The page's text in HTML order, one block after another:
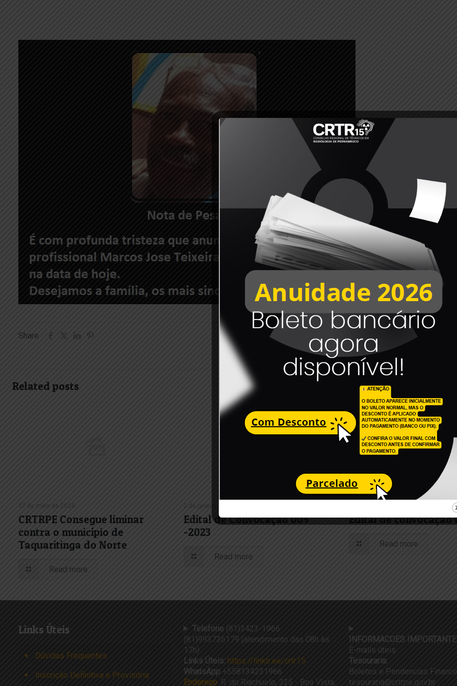
Share
Related posts
27 de maio de 2024
CRTRPE Consegue liminar
contra o município de
Taquaritinga do Norte
Read more
2 de janeiro de 2024
Edital de Convocação 009
-2023
Read more
Edital de convocação
Read more
Links Úteis
Dúvidas Frequentes
Inscrição Definitiva e Provisória
Telefone(81)3423-1966
(81)993736179 (atendimento das 08h às
17h)
Links Úteis: https://linktr.ee/crtr15
WhatsApp +558134231966
Endereço: R. do Riachuelo, 325 - Boa Vista,
INFORMACOES
E-mails úteis:
Tesouraria:
Boletos e Pendencias
tesouraria@crtrpe.gov.br